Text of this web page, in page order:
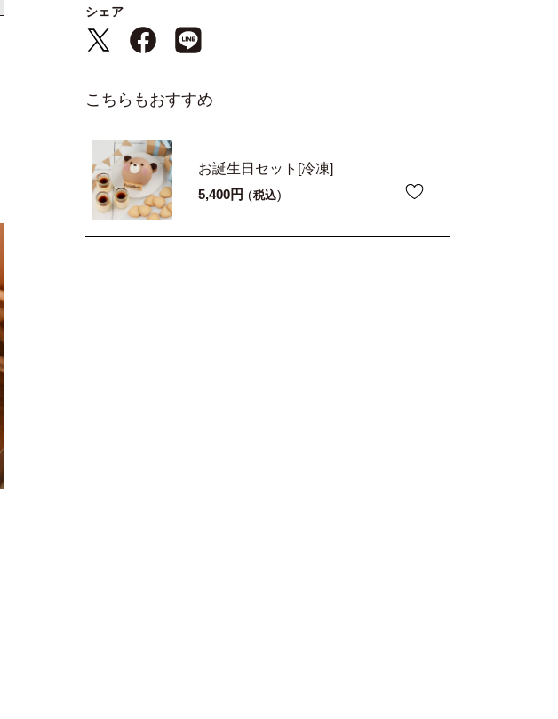
シェア
こちらもおすすめ
お誕生日セット[冷凍]
5,400
税込